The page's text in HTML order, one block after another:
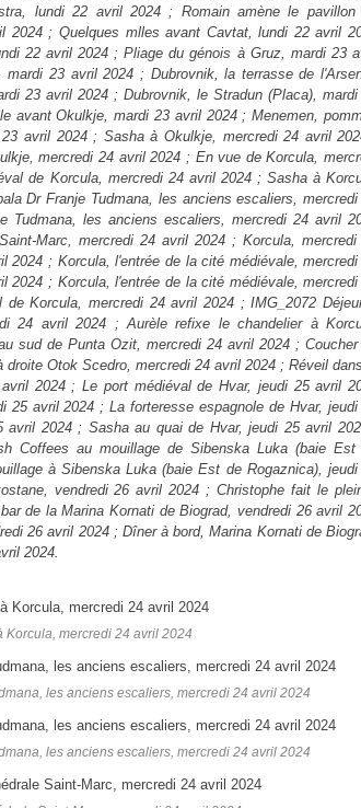
lundi 22 avril 2024 ; Romain amène le pavillon
2024 ; Quelques mlles avant Cavtat, lundi 22 avril
22 avril 2024 ; Pliage du génois à Gruz, mardi 23
23 avril 2024 ; Dubrovnik, la terrasse de
23 avril 2024 ; Dubrovnik, le Stradun (Placa), mardi
avant Okulkje, mardi 23 avril 2024 ; Menemen,
avril 2024 ; Sasha à Okulkje, mercredi 24 avril
mercredi 24 avril 2024 ; En vue de Korcula,
de Korcula, mercredi 24 avril 2024 ; Sasha à
Dr Franje Tudmana, les anciens escaliers, mercredi
Tudmana, les anciens escaliers, mercredi 24 avril
Marc, mercredi 24 avril 2024 ; Korcula, mercredi
2024 ; Korcula, l'entrée de la cité médiévale, mercredi
2024 ; Korcula, l'entrée de la cité médiévale, mercredi
Korcula, mercredi 24 avril 2024 ; IMG_2072
24 avril 2024 ; Aurèle refixe le chandelier à
sud de Punta Ozit, mercredi 24 avril 2024 ; Coucher
Otok Scedro, mercredi 24 avril 2024 ; Réveil
2024 ; Le port médiéval de Hvar, jeudi 25 avril
25 avril 2024 ; La forteresse espagnole de Hvar, jeudi
avril 2024 ; Sasha au quai de Hvar, jeudi 25 avril
Coffees au mouillage de Sibenska Luka (baie Est
à Sibenska Luka (baie Est de Rogaznica), jeudi
vendredi 26 avril 2024 ; Christophe fait le
de la Marina Kornati de Biograd, vendredi 26 avril
26 avril 2024 ; Dîner à bord, Marina Kornati de
2024.
Korcula, mercredi 24 avril 2024
les anciens escaliers, mercredi 24 avril 2024
les anciens escaliers, mercredi 24 avril 2024